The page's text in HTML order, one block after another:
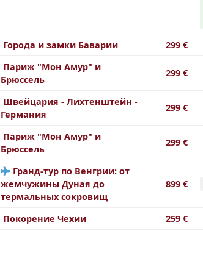
Города и замки Баварии 299 €
Париж "Мон Амур" и
Брюссель
299 €
Швейцария - Лихтенштейн -
Германия
299 €
Париж "Мон Амур" и
Брюссель
299 €
Гранд-тур по Венгрии: от
жемчужины Дуная до
термальных сокровищ
899 €
Покорение Чехии 259 €